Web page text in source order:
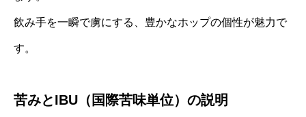
飲み手を一瞬で虜にする、豊かなホップの個性が魅力で
す。
苦みとIBU（国際苦味単位）の説明